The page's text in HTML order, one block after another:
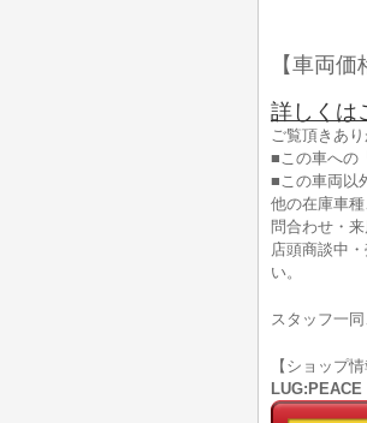
【車両価
詳しくは
ご覧頂きあり
■この車への
■この車両以
他の在庫車
問合わせ・
店頭商談中
い。
スタッフ一
【ショップ